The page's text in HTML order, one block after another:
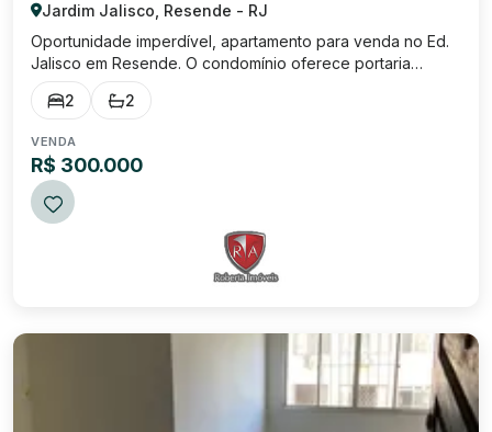
Jardim Jalisco, Resende - RJ
Oportunidade imperdível, apartamento para venda no Ed.
Jalisco em Resende. O condomínio oferece portaria
eletrônica, academia, área de lazer com 2 piscinas e
churrasqueira, salão de festas, câmeras, 3 elevadores e
2 2
VENDA
R$ 300.000